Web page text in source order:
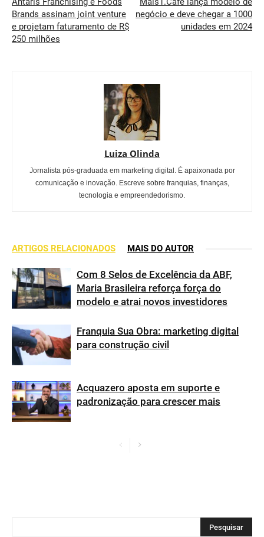
Brands assinam joint venture
e projetam faturamento de R$
250 milhões
negócio e deve chegar a 1000
unidades em 2024
Luiza Olinda
Jornalista pós-graduada em marketing digital. É apaixonada por
comunicação e inovação. Escreve sobre franquias, finanças,
tecnologia e empreendedorismo.
ARTIGOS RELACIONADOS MAIS DO AUTOR
Com 8 Selos de Excelência da ABF,
Maria Brasileira reforça força do
modelo e atrai novos investidores
Franquia Sua Obra: marketing digital
para construção civil
Acquazero aposta em suporte e
padronização para crescer mais